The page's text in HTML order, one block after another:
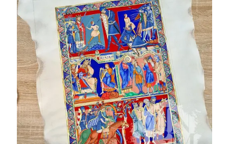
Winchester Bible
MS M.619 (Morgan
leaf)